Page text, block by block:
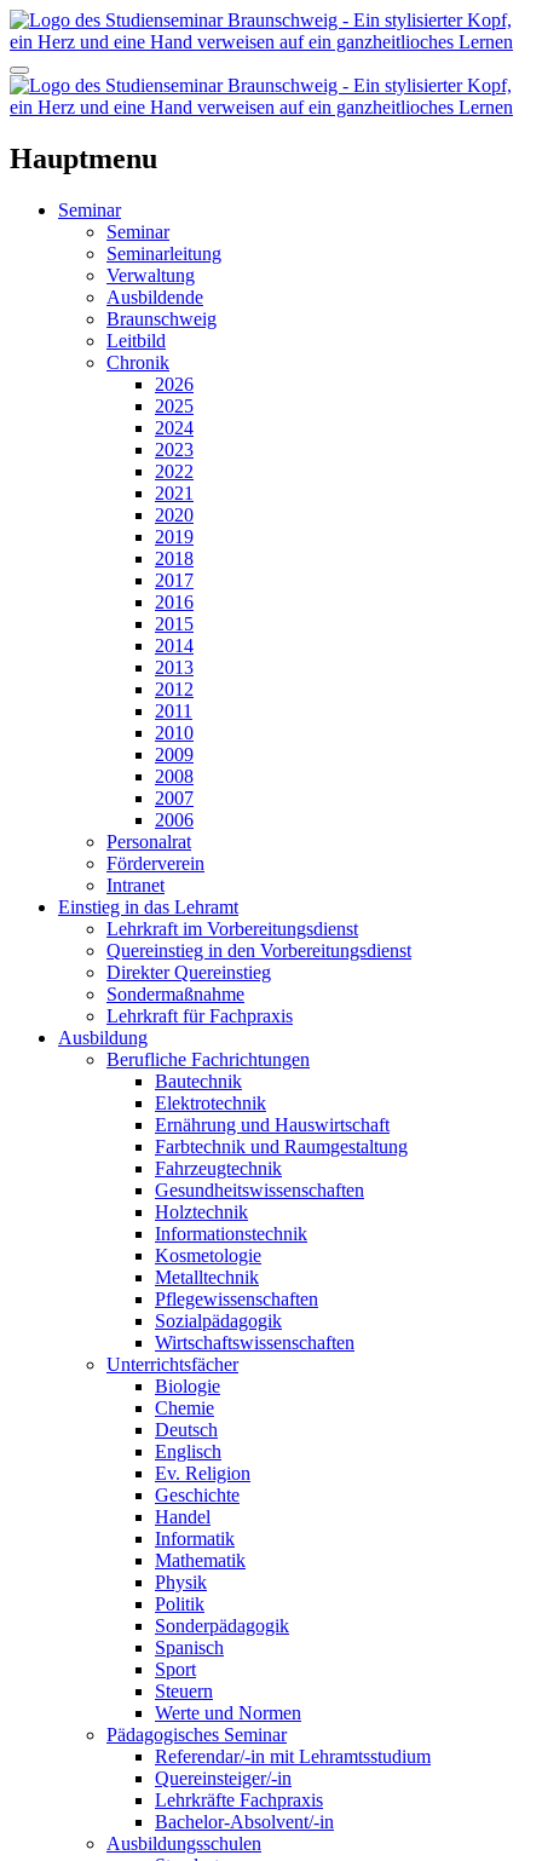
Hauptmenu
Seminar
Seminar
Seminarleitung
Verwaltung
Ausbildende
Braunschweig
Leitbild
Chronik
2026
2025
2024
2023
2022
2021
2020
2019
2018
2017
2016
2015
2014
2013
2012
2011
2010
2009
2008
2007
2006
Personalrat
Förderverein
Intranet
Einstieg in das Lehramt
Lehrkraft im Vorbereitungsdienst
Quereinstieg in den Vorbereitungsdienst
Direkter Quereinstieg
Sondermaßnahme
Lehrkraft für Fachpraxis
Ausbildung
Berufliche Fachrichtungen
Bautechnik
Elektrotechnik
Ernährung und Hauswirtschaft
Farbtechnik und Raumgestaltung
Fahrzeugtechnik
Gesundheitswissen­schaften
Holztechnik
Informationstechnik
Kosmetologie
Metalltechnik
Pflegewissenschaften
Sozialpädagogik
Wirtschaftswissenschaften
Unterrichtsfächer
Biologie
Chemie
Deutsch
Englisch
Ev. Religion
Geschichte
Handel
Informatik
Mathematik
Physik
Politik
Sonderpädagogik
Spanisch
Sport
Steuern
Werte und Normen
Pädagogisches Seminar
Referendar/-in mit Lehramtsstudium
Quereinsteiger/-in
Lehrkräfte Fachpraxis
Bachelor-Absolvent/-in
Ausbildungsschulen